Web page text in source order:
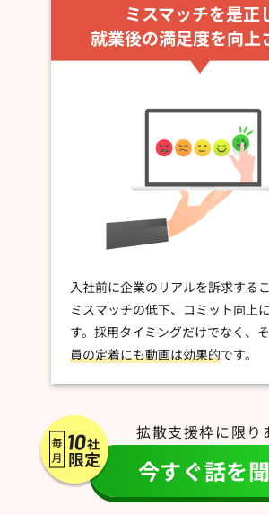
ミスマッチを是正
就業後の満足度を向上
入社前に企業のリアルを訴求する
ミスマッチの低下、コミット向上
す。採用タイミングだけでなく、
員の定着にも動画は効果的です。
拡散支援枠に限り
今すぐ話を